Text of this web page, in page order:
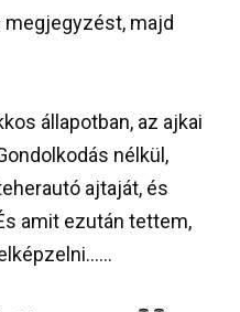
megjegyzést, majd
állapotban, az ajkai
nélkül,
ajtaját, és
amit ezután tettem,